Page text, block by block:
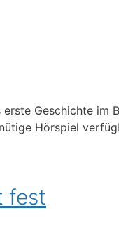
Geschichte im
Hörspiel
fest